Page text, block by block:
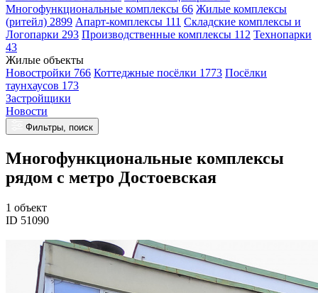
Многофункциональные комплексы 66 Жилые комплексы
(ритейл) 2899 Апарт-комплексы 111 Складские комплексы и
Логопарки 293 Производственные комплексы 112 Технопарки
43
Жилые объекты
Новостройки 766 Коттеджные посёлки 1773 Посёлки
таунхаусов 173
Застройщики
Новости
Фильтры, поиск
Многофункциональные комплексы
рядом с метро Достоевская
1 объект
ID 51090